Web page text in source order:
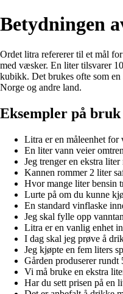
Betydningen
Ordet litra refererer til et mål
med væsker. En liter tilsvarer
kubikk. Det brukes ofte som
Norge og andre land.
Eksempler på bruk
Litra er en måleenhet for
En liter vann veier
Jeg trenger en ekstra
Kannen rommer 2 liter
Hvor mange liter bensin
Lurte på om du kunne
En standard vinflaske
Jeg skal fylle opp
Litra er en vanlig enhet
I dag skal jeg prøve å
Jeg kjøpte en fem liters
Gården produserer
Vi må bruke en ekstra
Har du sett prisen på en